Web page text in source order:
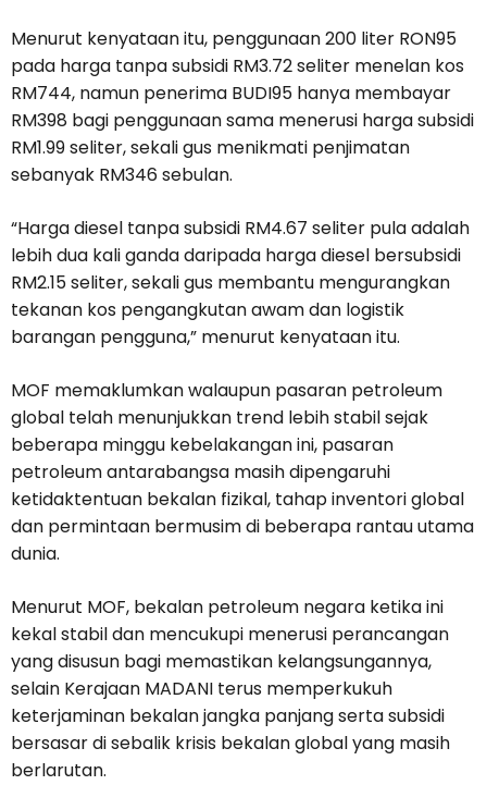
Menurut kenyataan itu, penggunaan 200 liter RON95
pada harga tanpa subsidi RM3.72 seliter menelan kos
RM744, namun penerima BUDI95 hanya membayar
RM398 bagi penggunaan sama menerusi harga subsidi
RM1.99 seliter, sekali gus menikmati penjimatan
sebanyak RM346 sebulan.
“Harga diesel tanpa subsidi RM4.67 seliter pula adalah
lebih dua kali ganda daripada harga diesel bersubsidi
RM2.15 seliter, sekali gus membantu mengurangkan
tekanan kos pengangkutan awam dan logistik
barangan pengguna,” menurut kenyataan itu.
MOF memaklumkan walaupun pasaran petroleum
global telah menunjukkan trend lebih stabil sejak
beberapa minggu kebelakangan ini, pasaran
petroleum antarabangsa masih dipengaruhi
ketidaktentuan bekalan fizikal, tahap inventori global
dan permintaan bermusim di beberapa rantau utama
dunia.
Menurut MOF, bekalan petroleum negara ketika ini
kekal stabil dan mencukupi menerusi perancangan
yang disusun bagi memastikan kelangsungannya,
selain Kerajaan MADANI terus memperkukuh
keterjaminan bekalan jangka panjang serta subsidi
bersasar di sebalik krisis bekalan global yang masih
berlarutan.